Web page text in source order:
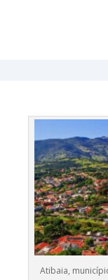
Atibaia,